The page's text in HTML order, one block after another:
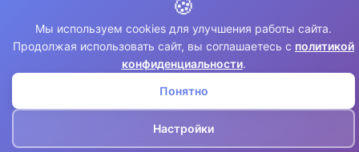
👨‍👩‍👧‍👦 Для семейного досуга
© 2026 Раскраски Антистресс. Все права защищены.
⚠️ Все раскраски для личного использования. Коммерческое
использование запрещено.
🍪
Мы используем cookies для улучшения работы сайта.
Продолжая использовать сайт, вы соглашаетесь с политикой
конфиденциальности.
Понятно
Настройки